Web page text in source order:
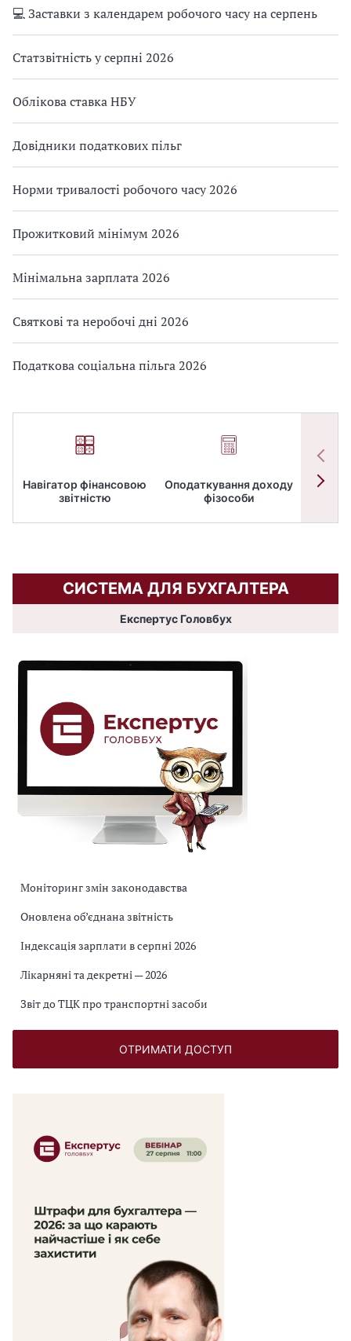
💻 Заставки з календарем робочого часу на серпень
Статзвітність у серпні 2026
Облікова ставка НБУ
Довідники податкових пільг
Норми тривалості робочого часу 2026
Прожитковий мінімум 2026
Мінімальна зарплата 2026
Святкові та неробочі дні 2026
Податкова соціальна пільга 2026
Навігатор фінансовою
звітністю
Оподаткування доходу
фізособи
СИСТЕМА ДЛЯ БУХГАЛТЕРА
Експертус Головбух
Моніторинг змін законодавства
Оновлена об’єднана звітність
Індексація зарплати в серпні 2026
Лікарняні та декретні — 2026
Звіт до ТЦК про транспортні засоби
ОТРИМАТИ ДОСТУП